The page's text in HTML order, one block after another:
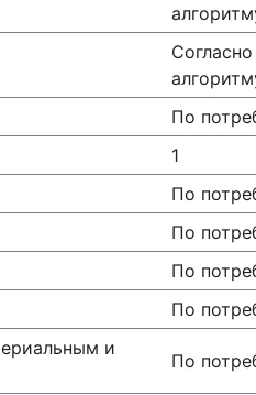
Согласно
По
1
По
По
По
По
и
По